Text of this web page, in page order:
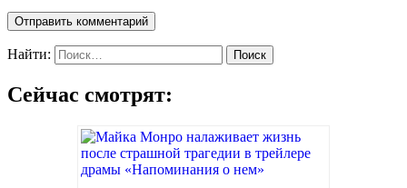
Найти:
Сейчас смотрят: